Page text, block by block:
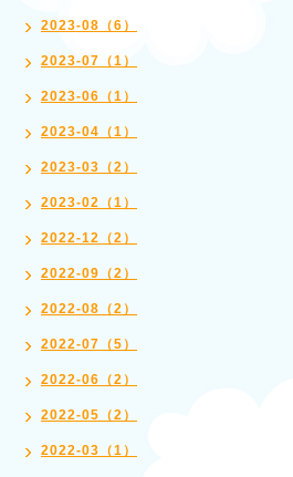
2023-08（6）
2023-07（1）
2023-06（1）
2023-04（1）
2023-03（2）
2023-02（1）
2022-12（2）
2022-09（2）
2022-08（2）
2022-07（5）
2022-06（2）
2022-05（2）
2022-03（1）